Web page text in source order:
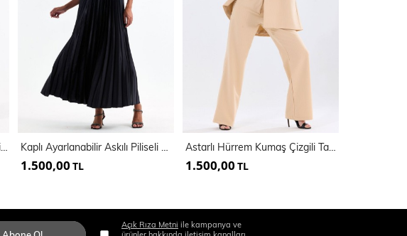
Kemer Detaylı Uzun Empirme Viskon Jile Elbise | Elb35653 Kaplı Ayarlanabilir Askılı Piliseli Abiye Uzun Saten Elbise | Elb35410
1.500,00 TL
Astarlı Hürrem Kumaş Çizgili Takım Elbise | Tk35550
1.500,00 TL
Açık Rıza Metni ile kampanya ve